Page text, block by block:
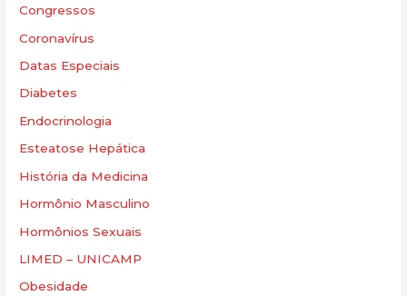
Congressos
Coronavírus
Datas Especiais
Diabetes
Endocrinologia
Esteatose Hepática
História da Medicina
Hormônio Masculino
Hormônios Sexuais
LIMED – UNICAMP
Obesidade